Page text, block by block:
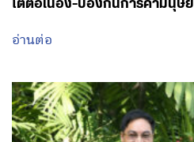
โตต่อเนื่อง-ป้องกันการค้ามนุษย์
อ่านต่อ